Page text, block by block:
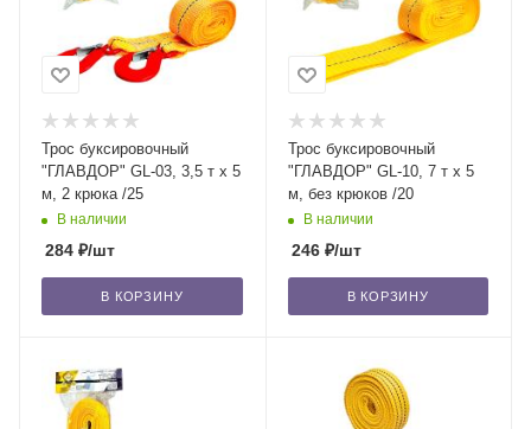
Трос буксировочный
"ГЛАВДОР" GL-03, 3,5 т х 5
м, 2 крюка /25
В наличии
284 ₽/шт
В КОРЗИНУ
Трос буксировочный
"ГЛАВДОР" GL-10, 7 т х 5
м, без крюков /20
В наличии
246₽/шт
В КОРЗИНУ